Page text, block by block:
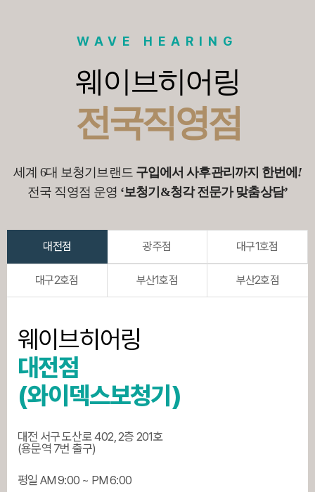
WAVE HEARING
웨이브히어링
전국직영점
세계 6대 보청기브랜드 구입에서 사후관리까지 한번에 !
전국 직영점 운영 ‘보청기&청각 전문가 맞춤상담’
대전점 광주점 대구1호점
대구2호점 부산1호점 부산2호점
웨이브히어링
대전점
(와이덱스보청기)
대전 서구 도산로 402, 2층 201호
(용문역 7번 출구)
평일 AM 9:00 ~ PM 6:00